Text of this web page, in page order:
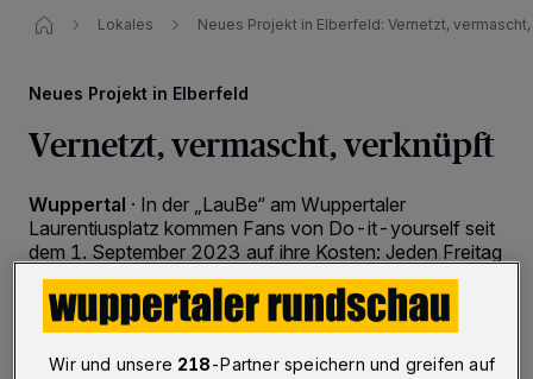
Lokales Neues Projekt in Elberfeld​: Vernetzt,
Neues Projekt in Elberfeld
Vernetzt, vermascht, verknüpft
Wuppertal · In der „LauBe“ am Wuppertaler
Laurentiusplatz kommen Fans von Do-it-yourself seit
dem 1. September 2023 auf ihre Kosten: Jeden Freitag
von 16:30 bis 18 Uhr werden hier gemeinsam
Handarbeitstechniken ausprobiert, es wird gehäkelt und
gestrickt. Die Idee dazu stammt von der Wuppertaler
Wir und unsere 218-Partner speichern und greifen auf